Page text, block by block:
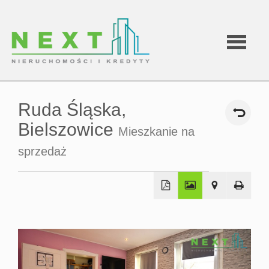
Strona
firmie
Ruda Śląska,
Bielszowice Mieszkanie na
sprzedaż
−